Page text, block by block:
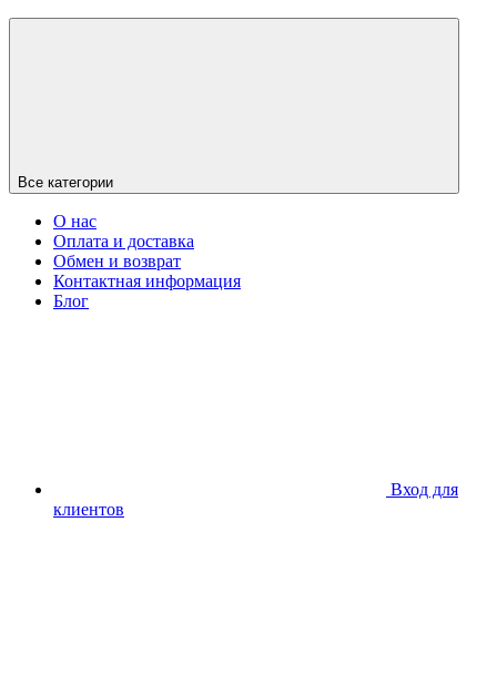
Все категории
О нас
Оплата и доставка
Обмен и возврат
Контактная информация
Блог
Вход для
клиентов